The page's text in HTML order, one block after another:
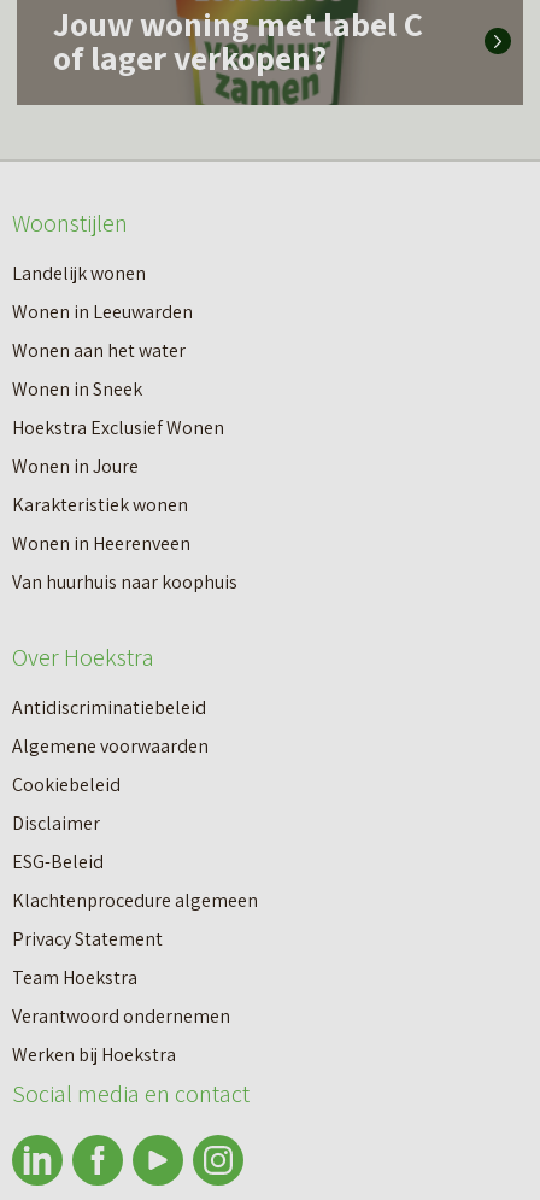
r
t
d
o
e
t
e
e
n
a
n
k
o
o
p
m
a
k
e
l
a
a
?
r
v
e
r
G
r
a
t
i
s
W
a
r
d
e
b
e
p
a
l
i
n
g
s
e
o
v
e
r
J
o
u
w
o
C
o
Jouw woning met label C
of lager verkopen?
Woonstijlen
Landelijk wonen
Wonen in Leeuwarden
Wonen aan het water
Wonen in Sneek
Hoekstra Exclusief Wonen
Wonen in Joure
Karakteristiek wonen
Wonen in Heerenveen
Van huurhuis naar koophuis
Over Hoekstra
Antidiscriminatiebeleid
Algemene voorwaarden
Cookiebeleid
Disclaimer
ESG-Beleid
Klachtenprocedure algemeen
Privacy Statement
Team Hoekstra
Verantwoord ondernemen
Werken bij Hoekstra
Social media en contact